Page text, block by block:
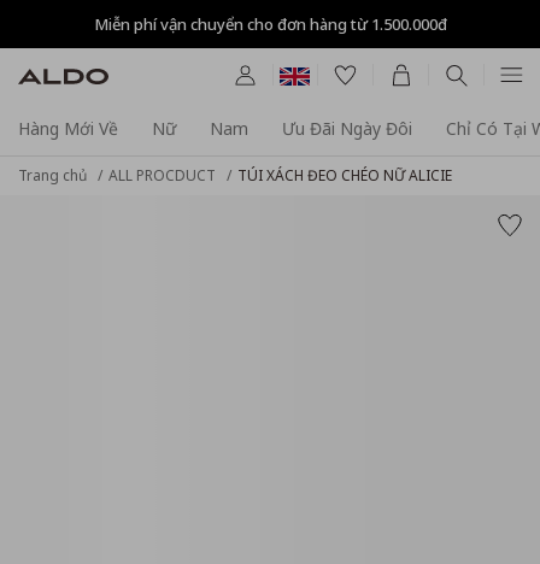
Miễn phí vận chuyển cho đơn hàng từ 1.500.000đ
Hàng Mới Về Nữ Nam Ưu Đãi Ngày Đôi Chỉ Có Tại
Trang chủ ALL PROCDUCT TÚI XÁCH ĐEO CHÉO NỮ ALICIE